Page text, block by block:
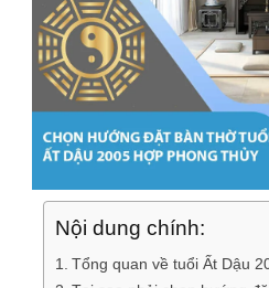
Nội dung chính:
Tổng quan về tuổi Ất Dậu